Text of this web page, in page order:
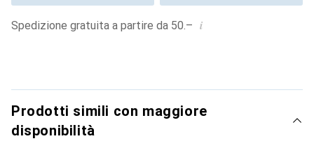
Spedizione gratuita a partire da 50.– i
Prodotti simili con maggiore
disponibilità